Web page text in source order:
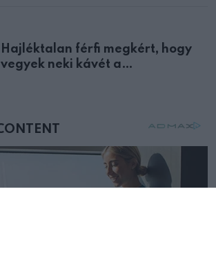
Hajléktalan férfi megkért, hogy
vegyek neki kávét a